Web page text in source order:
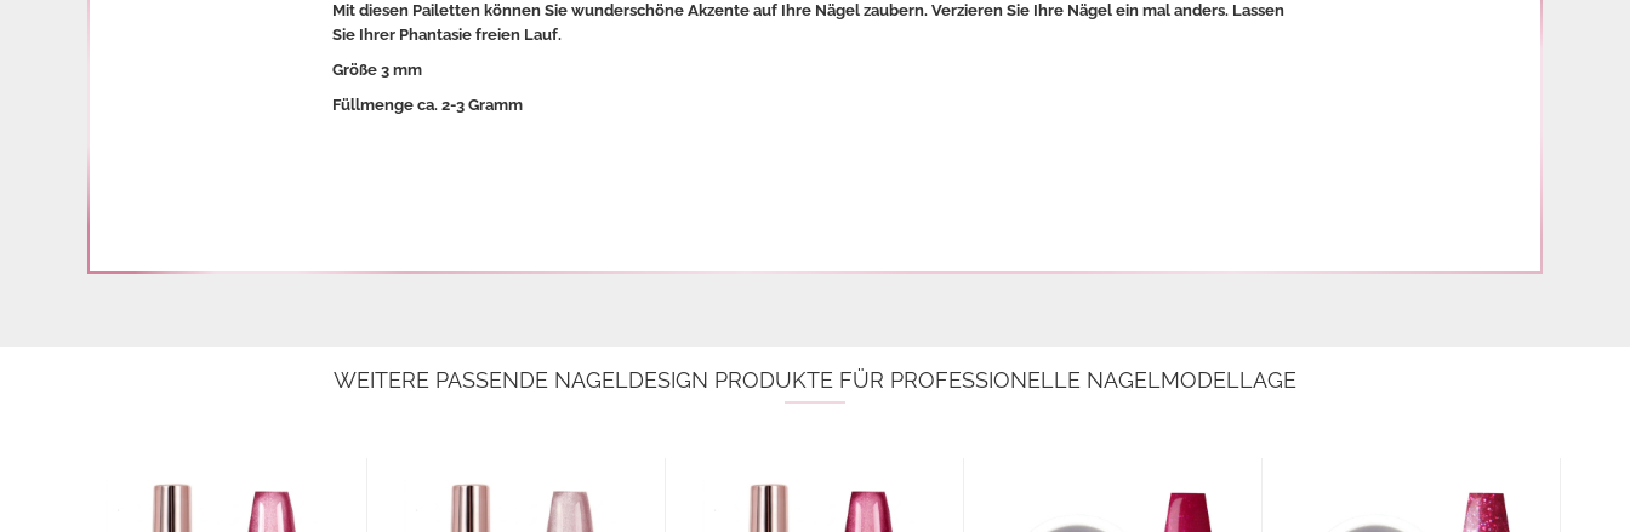
Mit diesen Pailetten können Sie wunderschöne Akzente auf Ihre Nägel zaubern. Verzieren Sie Ihre Nägel ein mal anders. Lassen
Sie Ihrer Phantasie freien Lauf.
Größe 3 mm
Füllmenge ca. 2-3 Gramm
WEITERE PASSENDE NAGELDESIGN PRODUKTE FÜR PROFESSIONELLE NAGELMODELLAGE